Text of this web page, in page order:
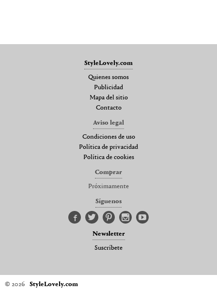
StyleLovely.com
Quienes somos
Publicidad
Mapa del sitio
Contacto
Aviso legal
Condiciones de uso
Política de privacidad
Política de cookies
Comprar
Próximamente
Síguenos
Newsletter
Suscríbete
© 2026 StyleLovely.com